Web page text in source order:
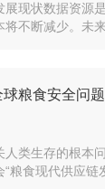
展现状数据资源
不断减少。未
粮食安全问
人类生存的根本
粮食现代供应链